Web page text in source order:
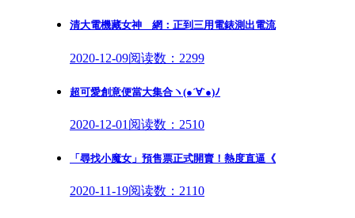
清大電機藏女神 網：正到三用電錶測出電流
2020-12-09阅读数：2299
超可愛創意便當大集合ヽ(●´∀`●)ﾉ
2020-12-01 阅读数：2510
「尋找小魔女」預售票正式開賣！熱度直逼《
2020-11-19阅读数：2110